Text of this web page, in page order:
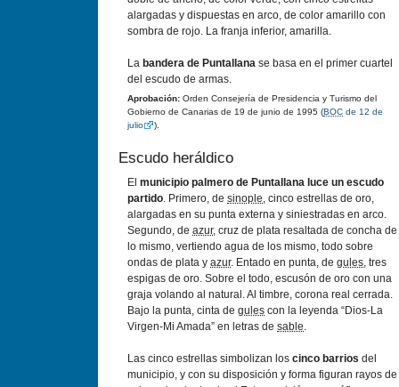
alargadas y dispuestas en arco, de color amarillo con
sombra de rojo. La franja inferior, amarilla.
La bandera de Puntallana se basa en el primer cuartel
del escudo de armas.
Aprobación: Orden Consejería de Presidencia y Turismo del
Gobierno de Canarias de 19 de junio de 1995 (BOC de 12 de
julio
).
Escudo heráldico
El municipio palmero de Puntallana luce un escudo
partido. Primero, de sinople, cinco estrellas de oro,
alargadas en su punta externa y siniestradas en arco.
Segundo, de azur, cruz de plata resaltada de concha de
lo mismo, vertiendo agua de los mismo, todo sobre
ondas de plata y azur. Entado en punta, de gules, tres
espigas de oro. Sobre el todo, escusón de oro con una
graja volando al natural. Al timbre, corona real cerrada.
Bajo la punta, cinta de gules con la leyenda “Dios-La
Virgen-Mi Amada” en letras de sable.
Las cinco estrellas simbolizan los cinco barrios del
municipio, y con su disposición y forma figuran rayos de